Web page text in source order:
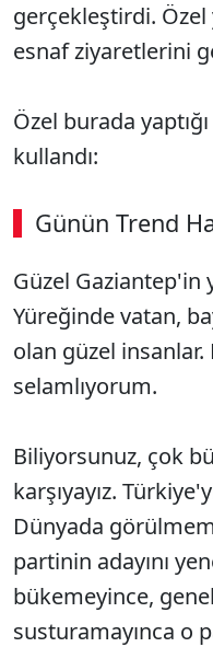
gerçekleştirdi. Özel
esnaf ziyaretlerini
Özel burada
kullandı:
Günün Trend
SÖZCÜ SON DAKİKA
Güzel Gaziantep'in
Yüreğinde vatan,
olan güzel
selamlıyorum.
Biliyorsunuz, çok
karşıyayız.
Dünyada
partinin adayını
bükemeyince,
susturamayınca o